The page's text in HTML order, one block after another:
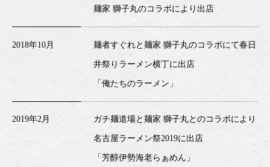
麺家 獅子丸のコラボにより出店
2018年10月 麺者すぐれと麺家 獅子丸のコラボにて春日
井祭りラーメン横丁に出店
「俺たちのラーメン」
2019年2月 ガチ麺道場と麺家 獅子丸とのコラボにより
名古屋ラーメン祭2019に出店
「芳醇伊勢海老らぁめん」